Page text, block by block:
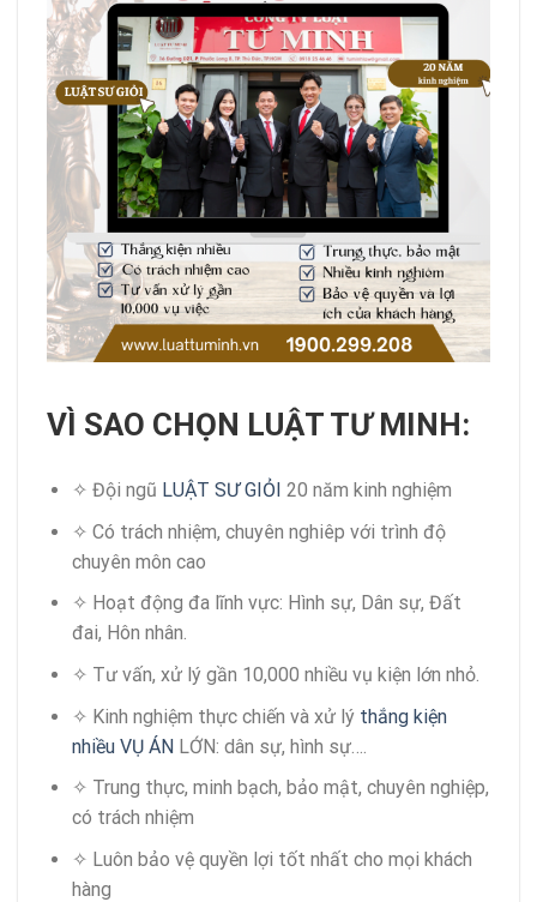
VÌ SAO CHỌN LUẬT TƯ MINH:
✧ Đội ngũ LUẬT SƯ GIỎI 20 năm kinh nghiệm
✧ Có trách nhiệm, chuyên nghiêp với trình độ
chuyên môn cao
✧ Hoạt động đa lĩnh vực: Hình sự, Dân sự, Đất
đai, Hôn nhân.
✧ Tư vấn, xử lý gần 10,000 nhiều vụ kiện lớn nhỏ.
✧ Kinh nghiệm thực chiến và xử lý thắng kiện
nhiều VỤ ÁNLỚN: dân sự, hình sự….
✧ Trung thực, minh bạch, bảo mật, chuyên nghiệp,
có trách nhiệm
✧ Luôn bảo vệ quyền lợi tốt nhất cho mọi khách
hàng